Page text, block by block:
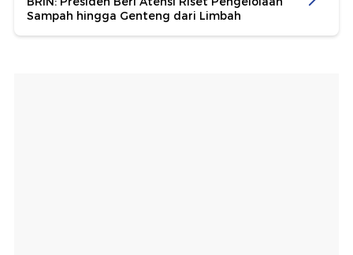
Sampah hingga Genteng dari Limbah